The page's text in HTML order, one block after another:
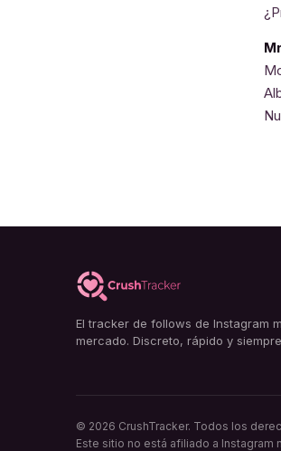
El tracker de follows de Instagram
mercado. Discreto, rápido y
© 2026 CrushTracker. Todos los
Este sitio no está afiliado a Instagram